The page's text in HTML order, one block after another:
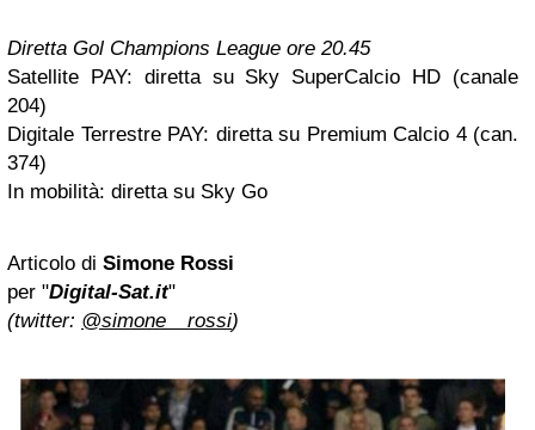
Diretta Gol Champions League ore 20.45
Satellite PAY: diretta su Sky SuperCalcio HD (canale
204)
Digitale Terrestre PAY: diretta su Premium Calcio 4 (can.
374)
In mobilità: diretta su Sky Go
Articolo di Simone Rossi
per "Digital-Sat.it"
(twitter: @simone__rossi)